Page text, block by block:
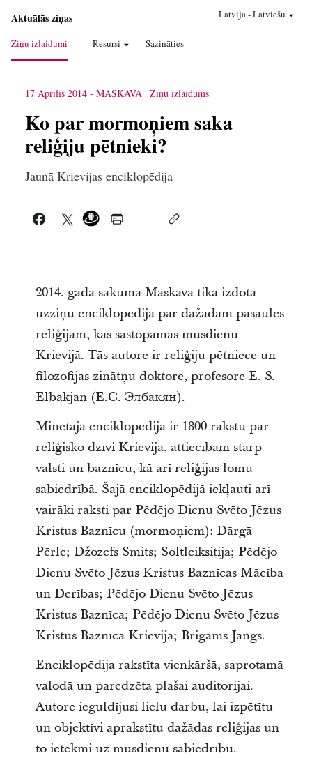
Aktuālās ziņas
Ziņu izlaidumi Resursi Sazināties
Latvija-Latviešu
17 Aprīlis 2014 - MASKAVA Ziņu izlaidums
Ko par mormoņiem saka
reliģiju pētnieki?
Jaunā Krievijas enciklopēdija
2014. gada sākumā Maskavā tika izdota
uzziņu enciklopēdija par dažādām pasaules
reliģijām, kas sastopamas mūsdienu
Krievijā. Tās autore ir reliģiju pētniece un
filozofijas zinātņu doktore, profesore E. S.
Elbakjan (Е.С. Элбакян).
Minētajā enciklopēdijā ir 1800 rakstu par
reliģisko dzīvi Krievijā, attiecībām starp
valsti un baznīcu, kā arī reliģijas lomu
sabiedrībā. Šajā enciklopēdijā iekļauti arī
vairāki raksti par Pēdējo Dienu Svēto Jēzus
Kristus Baznīcu (mormoņiem): Dārgā
Pērle; Džozefs Smits; Soltleiksitija; Pēdējo
Dienu Svēto Jēzus Kristus Baznīcas Mācība
un Derības; Pēdējo Dienu Svēto Jēzus
Kristus Baznīca; Pēdējo Dienu Svēto Jēzus
Kristus Baznīca Krievijā; Brigams Jangs.
Enciklopēdija rakstīta vienkāršā, saprotamā
valodā un paredzēta plašai auditorijai.
Autore ieguldījusi lielu darbu, lai izpētītu
un objektīvi aprakstītu dažādas reliģijas un
to ietekmi uz mūsdienu sabiedrību.